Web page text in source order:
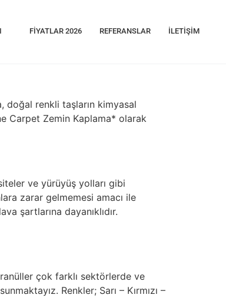
FIYATLAR 2026 REFERANSLAR İLETIŞIM
doğal renkli taşların kimyasal
Carpet Zemin Kaplama* olarak
ve yürüyüş yolları gibi
zarar gelmemesi amacı ile
şartlarına dayanıklıdır.
çok farklı sektörlerde ve
Renkler; Sarı – Kırmızı –